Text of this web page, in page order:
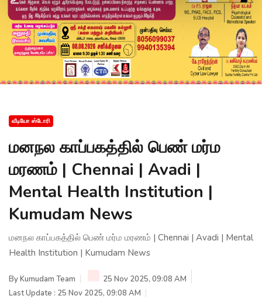
வீடியோ ஸ்டோரி
மனநல காப்பகத்தில் பெண் மர்ம
மரணம் | Chennai | Avadi |
Mental Health Institution |
Kumudam News
மனநல காப்பகத்தில் பெண் மர்ம மரணம் | Chennai | Avadi | Mental
Health Institution | Kumudam News
ByKumudam Team
25 Nov 2025, 09:08 AM
Last Update : 25 Nov 2025, 09:08 AM